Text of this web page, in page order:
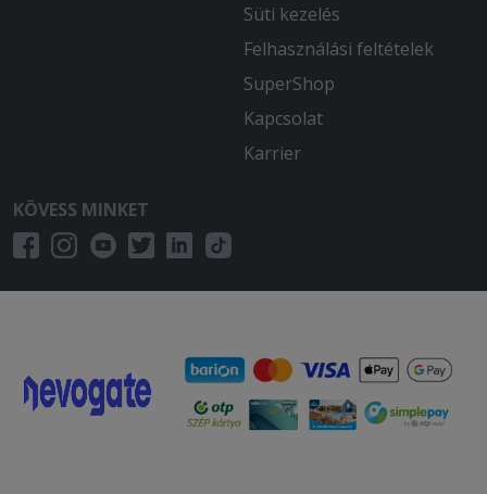
Süti kezelés
Felhasználási feltételek
SuperShop
Kapcsolat
Karrier
KÖVESS MINKET